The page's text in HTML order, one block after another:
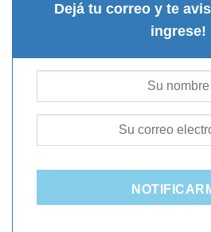
Dejá tu correo y te
ingrese!